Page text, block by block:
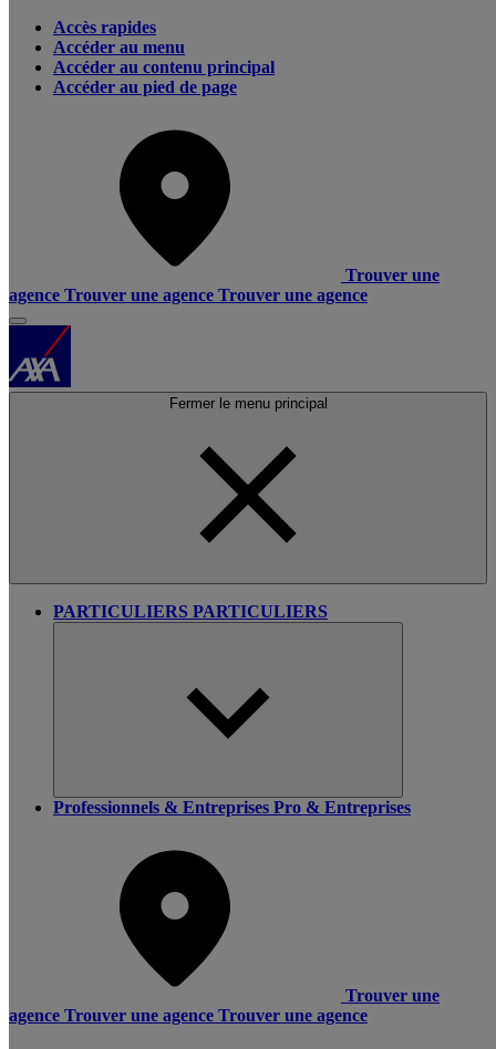
Accès rapides
Accéder au menu
Accéder au contenu principal
Accéder au pied de page
Trouver une
agence Trouver une agence Trouver une agence
Fermer le menu principal
PARTICULIERS PARTICULIERS
Professionnels & Entreprises Pro & Entreprises
Trouver une
agence Trouver une agence Trouver une agence